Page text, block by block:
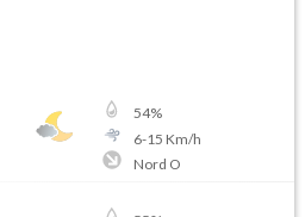
54%
6-15 Km/h
Nord O